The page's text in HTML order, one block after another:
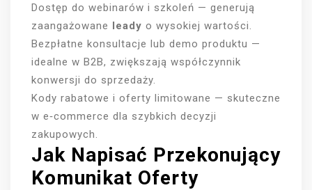
Dostęp do webinarów i szkoleń — generują
zaangażowane leady o wysokiej wartości.
Bezpłatne konsultacje lub demo produktu —
idealne w B2B, zwiększają współczynnik
konwersji do sprzedaży.
Kody rabatowe i oferty limitowane — skuteczne
w e‑commerce dla szybkich decyzji
zakupowych.
Jak Napisać Przekonujący
Komunikat Oferty